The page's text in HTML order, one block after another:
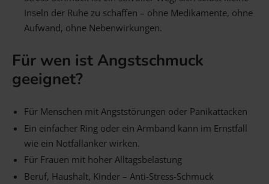
Inseln der Ruhe zu schaffen – ohne Medikamente, ohne
Aufwand, ohne Nebenwirkungen.
Für wen ist Angstschmuck
geeignet?
Für Menschen mit Angststörungen oder Panikattacken
Ein einfacher Ring oder ein Armband kann im Ernstfall
wie ein Notfallanker wirken.
Für Frauen mit hoher Alltagsbelastung
Beruf, Haushalt, Kinder – Anti-Stress-Schmuck